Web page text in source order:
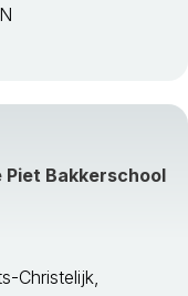
Piet Bakkerschool
Christelijk,